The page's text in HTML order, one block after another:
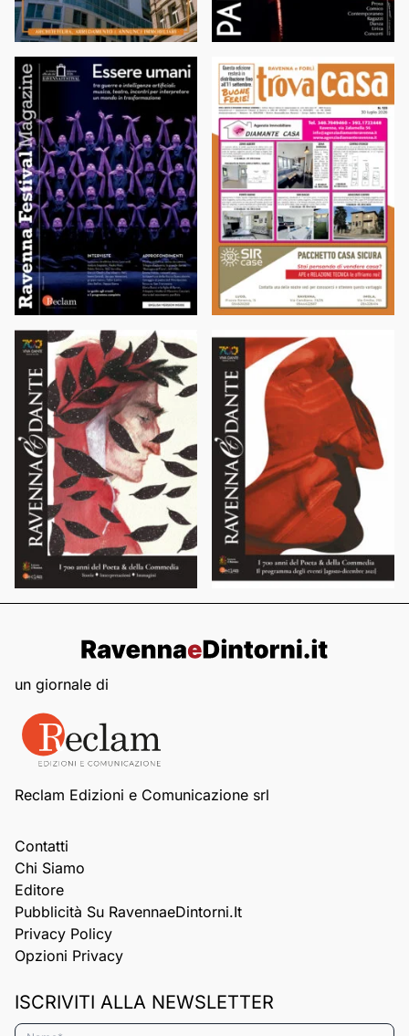
un giornale di
Reclam Edizioni e Comunicazione srl
Contatti
Chi Siamo
Editore
Pubblicità Su RavennaeDintorni.it
Privacy Policy
Opzioni Privacy
ISCRIVITI ALLA NEWSLETTER
Nome*